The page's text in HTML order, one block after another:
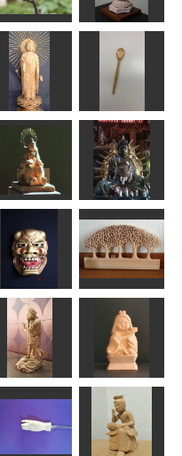
メジロ
MINI
阿弥陀如来立
像
阿弥陀如来立
像(東)
ノブサン
竹スプーン
だーやま
吉祥天女
sigesama
大仏御身ぬぐ
い
sigesama
獅子口
ケンちゃん
冬木立
イタルデザイン
童弁財天